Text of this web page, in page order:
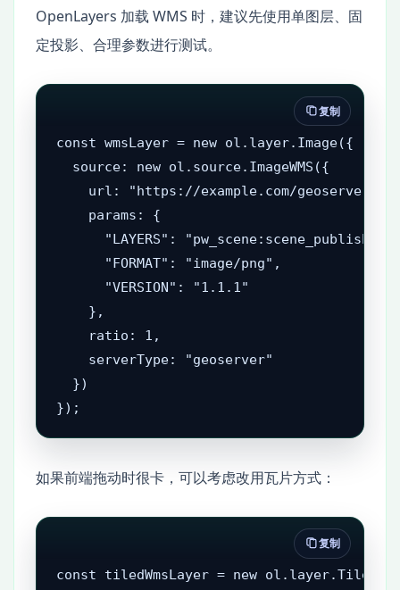
OpenLayers 加载 WMS 时，建议先使用单图层、固
定投影、合理参数进行测试。
const wmsLayer = new ol.layer.Image({
  source: new ol.source.ImageWMS({
url: "https://example.com/geoserver/
    params: {
      "LAYERS": "pw_scene:scene_publish",
      "FORMAT": "image/png",
      "VERSION": "1.1.1"
    },
    ratio: 1,
    serverType: "geoserver"
  })
});
复制
如果前端拖动时很卡，可以考虑改用瓦片方式：
const tiledWmsLayer = new ol.layer.Tile({
复制